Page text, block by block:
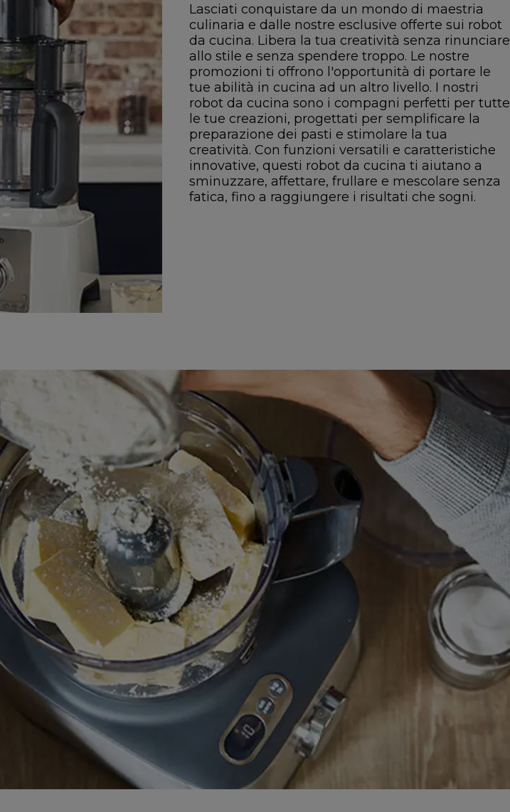
Lasciati conquistare da un mondo di maestria
culinaria e dalle nostre esclusive offerte sui robot
da cucina. Libera la tua creatività senza rinunciare
allo stile e senza spendere troppo. Le nostre
promozioni ti offrono l'opportunità di portare le
tue abilità in cucina ad un altro livello. I nostri
robot da cucina sono i compagni perfetti per tutte
le tue creazioni, progettati per semplificare la
preparazione dei pasti e stimolare la tua
creatività. Con funzioni versatili e caratteristiche
innovative, questi robot da cucina ti aiutano a
sminuzzare, affettare, frullare e mescolare senza
fatica, fino a raggiungere i risultati che sogni.